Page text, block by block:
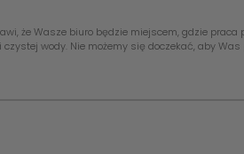
że Wasze biuro będzie miejscem, gdzie
wody. Nie możemy się doczekać, aby Was